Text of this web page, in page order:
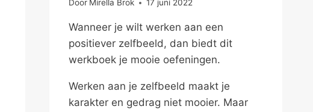
Door Mirella Brok 17 juni 2022
Wanneer je wilt werken aan een
positiever zelfbeeld, dan biedt dit
werkboek je mooie oefeningen.
Werken aan je zelfbeeld maakt je
karakter en gedrag niet mooier. Maar